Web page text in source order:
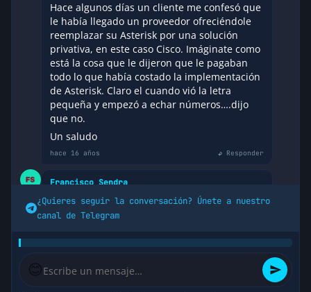
Hace algunos días un cliente me confesó que
le había llegado un proveedor ofreciéndole
reemplazar su Asterisk por una solución
privativa, en este caso Cisco. Imáginate como
está la cosa que le dijeron que le pagaban
todo lo que había costado la implementación
de Asterisk. Claro el cuando vió la letra
pequeña y empezó a echar números….dijo
que no.
Un saludo
hace 16 años ↩ Responder
Francisco Sendra
Desde luego que tienes toda la razón en
todo.
Humberto Figuera
¿Quieres seguir la conversación? Únete a nuestro
canal de Telegram
😊